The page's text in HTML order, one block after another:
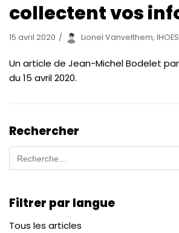
collectent vos
15 avril 2020 Lionel Vanvelthem, IHOES
Un article de Jean-Michel Bodelet
du 15 avril 2020.
Rechercher
Filtrer par langue
Tous les articles